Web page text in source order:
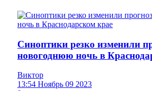
Синоптики резко изменили
новогоднюю ночь в
Виктор
13:54 Ноябрь 09 2023